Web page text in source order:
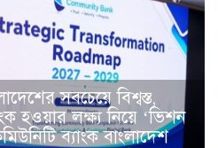
সবচেয়ে বিশ্বস্ত,
হওয়ার লক্ষ্য নিয়ে ‘ভিশন
ব্যাংক বাংলাদেশ